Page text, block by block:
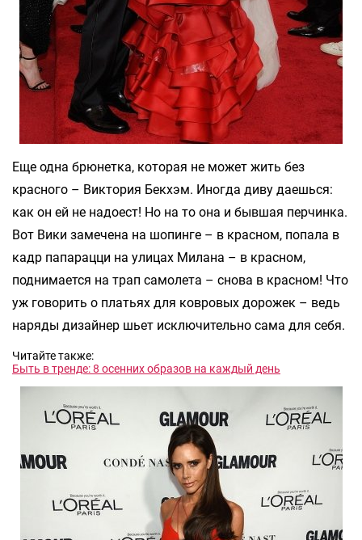
Еще одна брюнетка, которая не может жить без
красного – Виктория Бекхэм. Иногда диву даешься:
как он ей не надоест! Но на то она и бывшая перчинка.
Вот Вики замечена на шопинге – в красном, попала в
кадр папарацци на улицах Милана – в красном,
поднимается на трап самолета – снова в красном! Что
уж говорить о платьях для ковровых дорожек – ведь
наряды дизайнер шьет исключительно сама для себя.
Читайте также:
Быть в тренде: 8 осенних образов на каждый день